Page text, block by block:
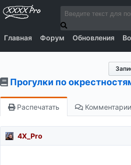
Главная Форум Обновления
Прогулки по
Распечатать Комментарии
4X_Pro